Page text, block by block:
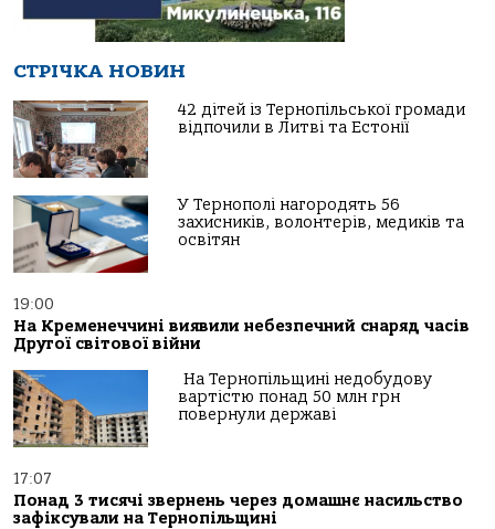
СТРІЧКА НОВИН
42 дітей із Тернопільської громади
відпочили в Литві та Естонії
У Тернополі нагородять 56
захисників, волонтерів, медиків та
освітян
19:00
На Кременеччині виявили небезпечний снаряд часів
Другої світової війни
На Тернопільщині недобудову
вартістю понад 50 млн грн
повернули державі
17:07
Понад 3 тисячі звернень через домашнє насильство
зафіксували на Тернопільщині